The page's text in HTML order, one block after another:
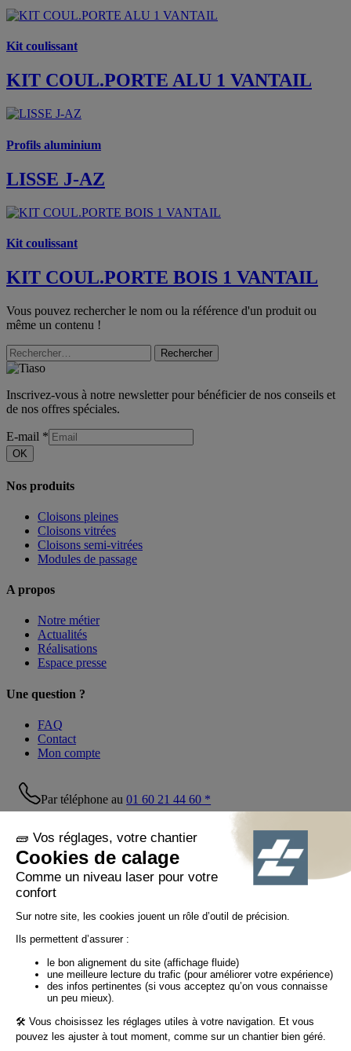
Kit coulissant
KIT COUL.PORTE ALU 1 VANTAIL
Profils aluminium
LISSE J-AZ
Kit coulissant
KIT COUL.PORTE BOIS 1 VANTAIL
Vous pouvez rechercher le nom ou la référence d'un produit ou
même un contenu !
Rechercher
Inscrivez-vous à notre newsletter pour bénéficier de nos conseils et
de nos offres spéciales.
E-mail *
OK
Nos produits
Cloisons pleines
Cloisons vitrées
Cloisons semi-vitrées
Modules de passage
A propos
Notre métier
Actualités
Réalisations
Espace presse
Une question ?
FAQ
Contact
Mon compte
Par téléphone au01 60 21 44 60 *
Suivez-nous !
Politique de confidentialité
Politique cookies
Politique réseaux sociaux
CGV